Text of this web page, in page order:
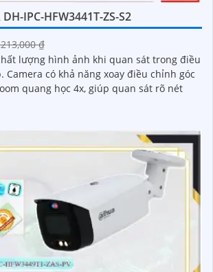
IPC-HFW3441T-ZS-S2
₫
lượng hình ảnh khi quan sát trong điều
quang học 4x, giúp quan sát rõ nét